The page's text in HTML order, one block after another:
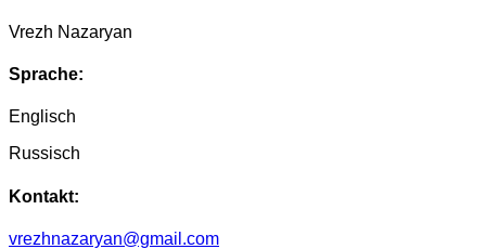
Vrezh Nazaryan
Sprache:
Englisch
Russisch
Kontakt:
vrezhnazaryan@gmail.com